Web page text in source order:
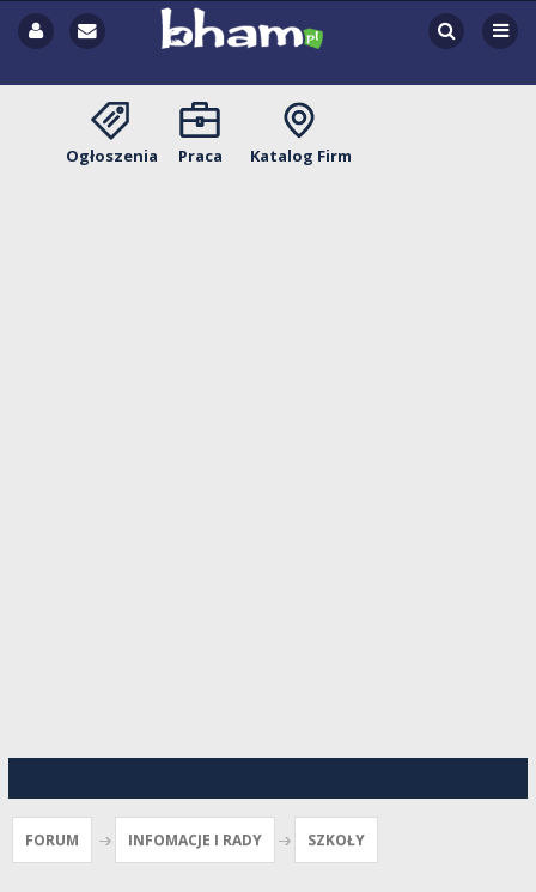
Ogłoszenia Praca Katalog Firm
FORUM INFOMACJE I RADY SZKOŁY